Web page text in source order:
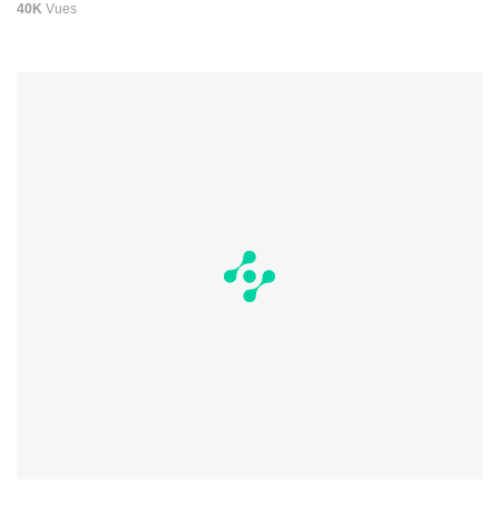
40K Vues